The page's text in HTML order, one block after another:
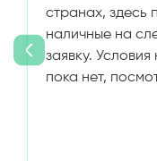
странах, здесь
наличные на
заявку.
пока нет,